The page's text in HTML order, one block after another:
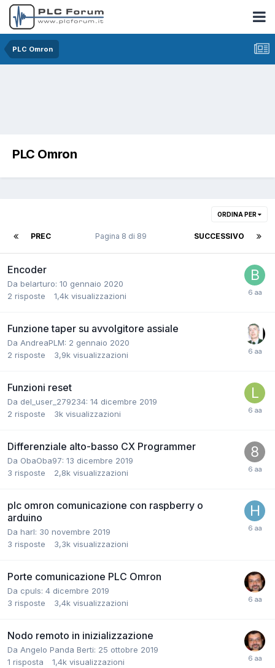
PLC Omron
PLC Omron
ORDINA PER
PREC SUCCESSIVO
Pagina 8 di 89
Encoder
Da belarturo: 10 gennaio 2020
2 risposte 1,4k visualizzazioni
Funzione taper su avvolgitore assiale
Da AndreaPLM: 2 gennaio 2020
2 risposte 3,9k visualizzazioni
Funzioni reset
Da del_user_279234: 14 dicembre 2019
2 risposte 3k visualizzazioni
Differenziale alto-basso CX Programmer
Da ObaOba97: 13 dicembre 2019
3 risposte 2,8k visualizzazioni
plc omron comunicazione con raspberry o
arduino
Da harl: 30 novembre 2019
3 risposte 3,3k visualizzazioni
Porte comunicazione PLC Omron
Da cpuls: 4 dicembre 2019
3 risposte 3,4k visualizzazioni
Nodo remoto in inizializzazione
Da Angelo Panda Berti: 25 ottobre 2019
1 risposta 1,4k visualizzazioni